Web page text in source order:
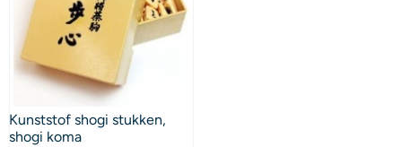
Kunststof shogi stukken,
shogi koma